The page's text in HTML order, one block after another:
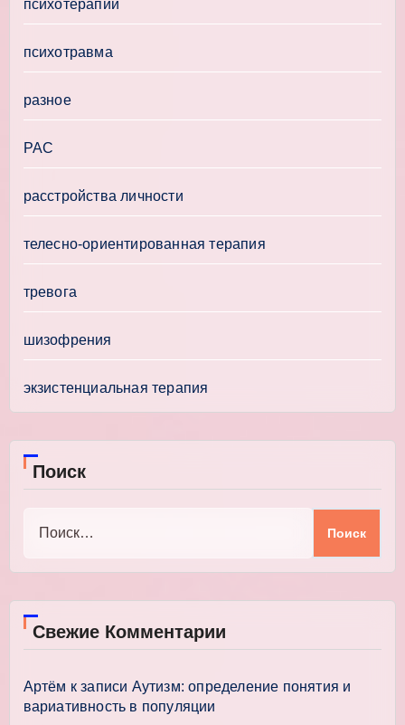
психотерапии
психотравма
разное
РАС
расстройства личности
телесно-ориентированная терапия
тревога
шизофрения
экзистенциальная терапия
Поиск
Свежие Комментарии
Артём к записи Аутизм: определение понятия и
вариативность в популяции